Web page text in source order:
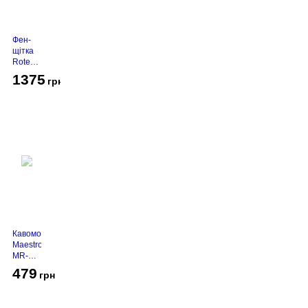
Фен-
щітка
Rotex
RHC-
490-T
1375 грн
Кавомолка
Maestro
MR-
450
Grey
479 грн